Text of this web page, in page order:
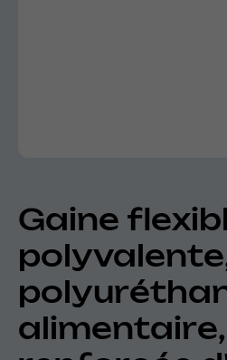
Gaine
alimentaire,